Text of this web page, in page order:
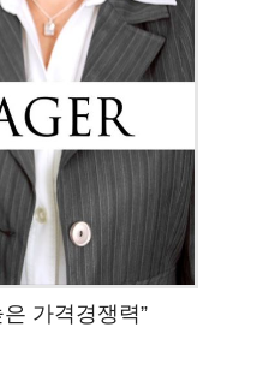
가격경쟁력”